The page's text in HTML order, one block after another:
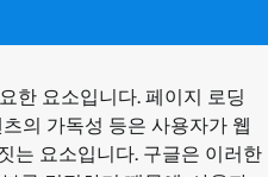
한 요소입니다. 페이지 로딩
의 가독성 등은 사용자가 웹
는 요소입니다. 구글은 이러한